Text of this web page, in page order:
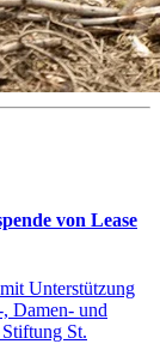
von Lease
Unterstützung
Damen- und
St.